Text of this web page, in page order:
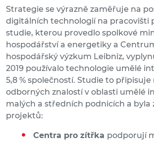
Strategie se výrazně zaměřuje na
digitálních technologií na pracovišti
studie, kterou provedlo spolkové
hospodářství a energetiky a
hospodářský výzkum Leibniz,
2019 používalo technologie umělé
5,8 % společností. Studie to
odborných znalostí v oblasti umělé
malých a středních podnicích a byla
projektů:
Centra pro zítřka podporují